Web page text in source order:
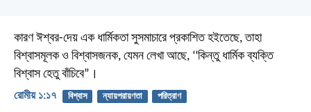
কারণ ঈশ্বর-দেয় এক ধার্মিকতা সুসমাচারে প্রকাশিত হইতেছে, তাহা
বিশ্বাসমূলক ও বিশ্বাসজনক, যেমন লেখা আছে, ‘‘কিন্তু ধার্মিক ব্যক্তি
বিশ্বাস হেতু বাঁচিবে”।
রোমীয় ১:১৭ বিশ্বাস ন্যায়পরায়ণতা পরিত্রাণ